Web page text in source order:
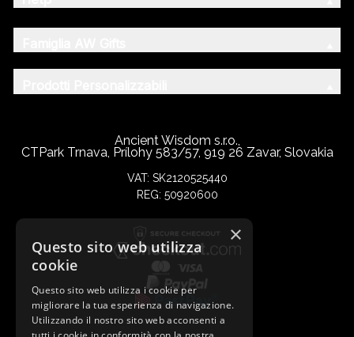
Ancient Wisdom s.r.o.,
CTPark Trnava, Prílohy 583/57, 919 26 Zavar, Slovakia
VAT: SK2120525440
REG: 50920600
×
Questo sito web utilizza
cookie
Questo sito web utilizza i cookie per
migliorare la tua esperienza di navigazione.
Utilizzando il nostro sito web acconsenti a